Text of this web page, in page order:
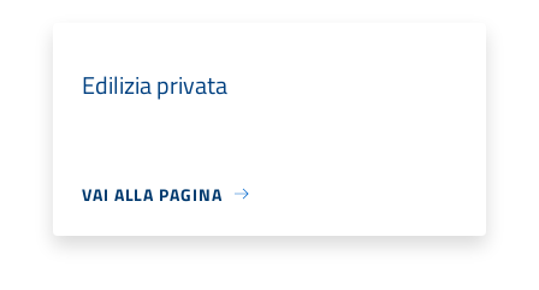
Edilizia privata
VAI ALLA PAGINA